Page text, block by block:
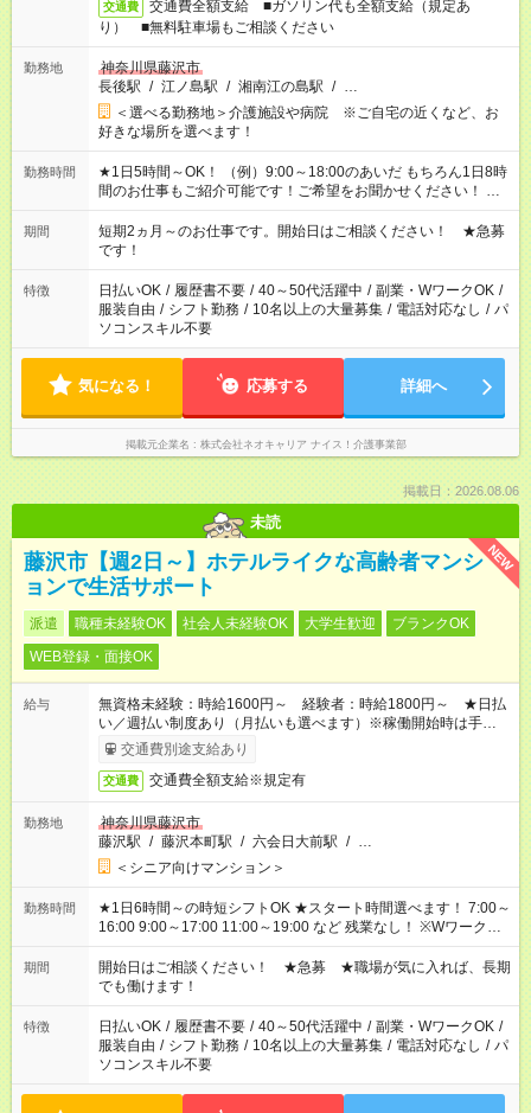
交通費
交通費全額支給 ■ガソリン代も全額支給（規定あ
り） ■無料駐車場もご相談ください
勤務地
神奈川県藤沢市
長後駅 / 江ノ島駅 / 湘南江の島駅 / …
＜選べる勤務地＞介護施設や病院 ※ご自宅の近くなど、お
好きな場所を選べます！
勤務時間
★1日5時間～OK！ （例）9:00～18:00のあいだ もちろん1日8時
間のお仕事もご紹介可能です！ご希望をお聞かせください！ ★
家庭の都合でお休みが必要な場合も遠慮なくご相談ください。
※週最低15時間以上の勤務が必要です
期間
短期2ヵ月～のお仕事です。開始日はご相談ください！ ★急募
です！
特徴 日払いOK / 履歴書不要 / 40～50代活躍中 / 副業・WワークOK /
服装自由 / シフト勤務 / 10名以上の大量募集 / 電話対応なし / パ
ソコンスキル不要
気になる！ 応募する 詳細へ
掲載元企業名 株式会社ネオキャリア ナイス！介護事業部
掲載日：2026.08.06
未読
NEW
藤沢市【週2日～】ホテルライクな高齢者マンシ
ョンで生活サポート
派遣 職種未経験OK 社会人未経験OK 大学生歓迎
ブランクOK
WEB登録・面接OK
給与
無資格未経験：時給1600円～ 経験者：時給1800円～ ★日払
い／週払い制度あり（月払いも選べます）※稼働開始時は手続き
完了次第のお支払いとなります。
交通費別途支給あり
交通費 交通費全額支給※規定有
勤務地
神奈川県藤沢市
藤沢駅 / 藤沢本町駅 / 六会日大前駅 / …
＜シニア向けマンション＞
勤務時間
★1日6時間～の時短シフトOK ★スタート時間選べます！ 7:00～
16:00 9:00～17:00 11:00～19:00 など 残業なし！ ※Wワークの
場合、他のお仕事と合わせ週40時間超の就業はご案内できませ
ん ※法令に基づき、週20時間以上勤務は社会保険への加入対象
となります ※労働者派遣法（日雇い派遣の原則禁止）により、
短時間・短期間の就業はご案内が難しい場合があります
期間
開始日はご相談ください！ ★急募 ★職場が気に入れば、長期
でも働けます！
特徴 日払いOK / 履歴書不要 / 40～50代活躍中 / 副業・WワークOK /
服装自由 / シフト勤務 / 10名以上の大量募集 / 電話対応なし / パ
ソコンスキル不要